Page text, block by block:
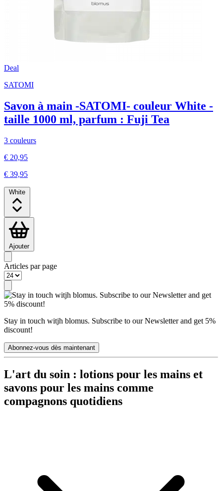
Deal
SATOMI
Savon à main -SATOMI- couleur White -
taille 1000 ml, parfum : Fuji Tea
3 couleurs
€ 20,95
€ 39,95
White
Ajouter
Articles par page
Stay in touch witjh blomus. Subscribe to our Newsletter and get 5%
discount!
Abonnez-vous dès maintenant
L'art du soin : lotions pour les mains et
savons pour les mains comme
compagnons quotidiens